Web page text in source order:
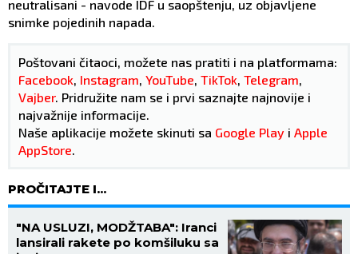
neutralisani - navode IDF u saopštenju, uz objavljene
snimke pojedinih napada.
Poštovani čitaoci, možete nas pratiti i na platformama:
Facebook Instagram YouTube TikTok Telegram
Vajber. Pridružite nam se i prvi saznajte najnovije i
najvažnije informacije.
Naše aplikacije možete skinuti sa Google Play i Apple
AppStore
PROČITAJTE I...
"NA USLUZI, MODŽTABA": Iranci
lansirali rakete po komšiluku sa